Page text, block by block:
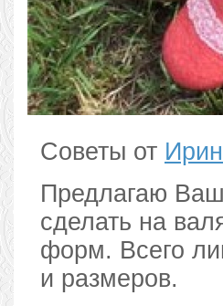
Советы от
Предлагаю
сделать на
форм. Всего
и размеров.